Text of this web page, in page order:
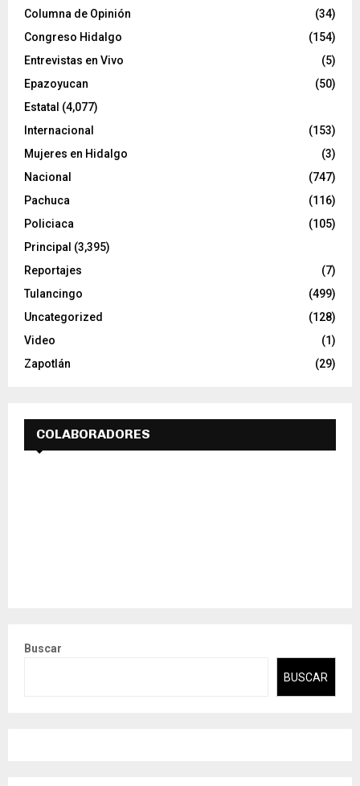
Columna de Opinión
(34)
Congreso Hidalgo
(154)
Entrevistas en Vivo
(5)
Epazoyucan
(50)
Estatal (4,077)
Internacional
(153)
Mujeres en Hidalgo
(3)
Nacional
(747)
Pachuca
(116)
Policiaca
(105)
Principal (3,395)
Reportajes
(7)
Tulancingo
(499)
Uncategorized
(128)
Video
(1)
Zapotlán
(29)
COLABORADORES
Buscar
BUSCAR